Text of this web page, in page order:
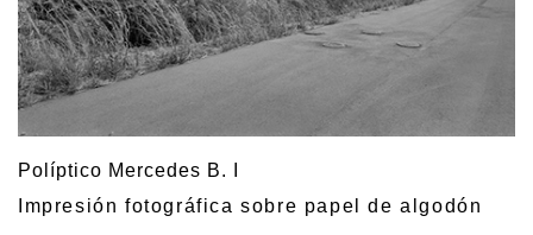
Políptico Mercedes B. I
Impresión fotográfica sobre papel de algodón